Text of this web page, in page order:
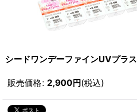
シードワンデーファインUVプラス
販売価格: 2,900円(税込)